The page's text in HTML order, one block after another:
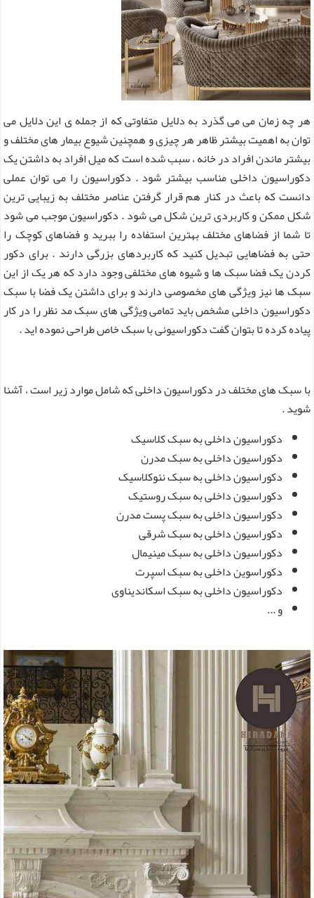
هر چه زمان می می گذرد به دلایل متفاوتی که از جمله ی این دلایل می
توان به اهمیت بیشتر ظاهر هر چیزی و همچنین شیوع بیمار های مختلف و
بیشتر ماندن افراد در خانه ، سبب شده است که میل افراد به داشتن یک
دکوراسیون داخلی مناسب بیشتر شود . دکوراسیون را می توان عملی
دانست که باعث در کنار هم قرار گرفتن عناصر مختلف به زیبایی ترین
شکل ممکن و کاربردی ترین شکل می شود . دکوراسیون موجب می شود
تا شما از فضاهای مختلف بهترین استفاده را ببرید و فضاهای کوچک را
حتی به فضاهایی تبدیل کنید که کاربردهای بزرگی دارند . برای دکور
کردن یک فضا سبک ها و شیوه های مختلفی وجود دارد که هر یک از این
سبک ها نیز ویژگی های مخصوصی دارند و برای داشتن یک فضا با سبک
دکوراسیون داخلی مشخص باید تمامی ویژگی های سبک مد نظر را در کار
پیاده کرده تا بتوان گفت دکوراسیونی با سبک خاص طراحی نموده اید .
با سبک های مختلف در دکوراسیون داخلی که شامل موارد زیر است ، آشنا
شوید .
دکوراسیون داخلی به سبک کلاسیک
دکوراسیون داخلی به سبک مدرن
دکوراسیون داخلی به سبک نئوکلاسیک
دکوراسیون داخلی به سبک روستیک
دکوراسیون داخلی به سبک پست مدرن
دکوراسیون داخلی به سبک شرقی
دکوراسیون داخلی به سبک مینیمال
دکوراسوین داخلی به سبک اسپرت
دکوراسیون داخلی به سبک اسکاندیناوی
و ...